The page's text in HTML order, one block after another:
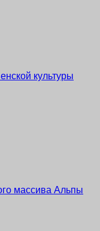
культуры
массива Альпы